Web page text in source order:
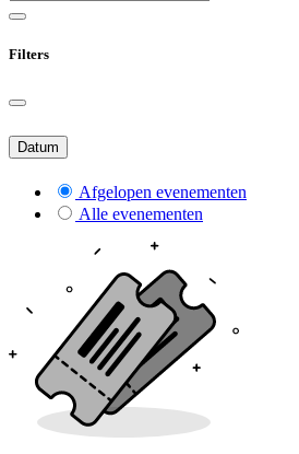
Filters
Datum
Afgelopen evenementen
Alle evenementen